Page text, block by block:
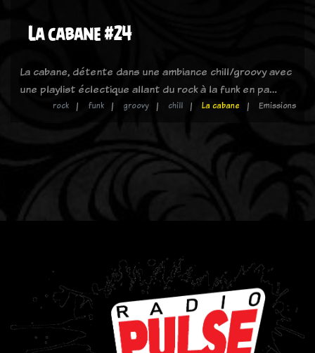
La cabane #24
La cabane, détente dans une ambiance chill/groovy avec
une playlist éclectique allant du rock à la funk en pa…
rock funk groovy chill La cabane Emissions